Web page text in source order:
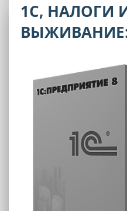
1С, НАЛОГИ
ВЫЖИВАНИЕ: